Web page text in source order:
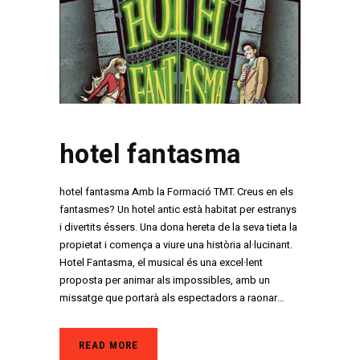
hotel fantasma
hotel fantasma Amb la Formació TMT. Creus en els
fantasmes? Un hotel antic està habitat per estranys
i divertits éssers. Una dona hereta de la seva tieta la
propietat i comença a viure una història al·lucinant.
Hotel Fantasma, el musical és una excel·lent
proposta per animar als impossibles, amb un
missatge que portarà als espectadors a raonar…
READ MORE